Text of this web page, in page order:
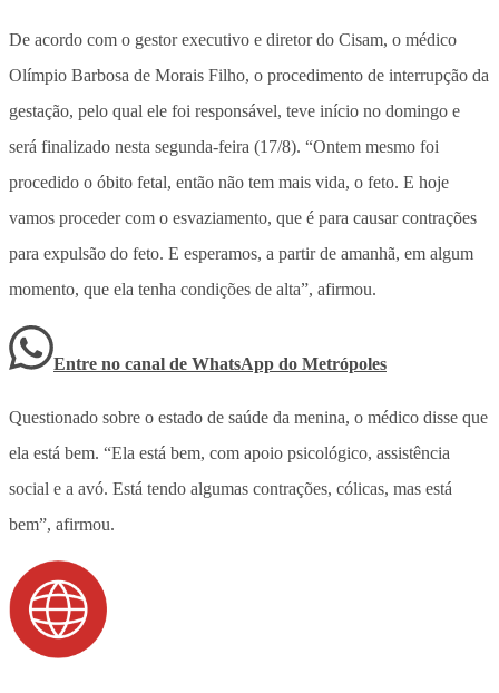
De acordo com o gestor executivo e diretor do Cisam, o médico
Olímpio Barbosa de Morais Filho, o procedimento de interrupção da
gestação, pelo qual ele foi responsável, teve início no domingo e
será finalizado nesta segunda-feira (17/8). “Ontem mesmo foi
procedido o óbito fetal, então não tem mais vida, o feto. E hoje
vamos proceder com o esvaziamento, que é para causar contrações
para expulsão do feto. E esperamos, a partir de amanhã, em algum
momento, que ela tenha condições de alta”, afirmou.
Entre no canal de WhatsApp do Metrópoles
Questionado sobre o estado de saúde da menina, o médico disse que
ela está bem. “Ela está bem, com apoio psicológico, assistência
social e a avó. Está tendo algumas contrações, cólicas, mas está
bem”, afirmou.